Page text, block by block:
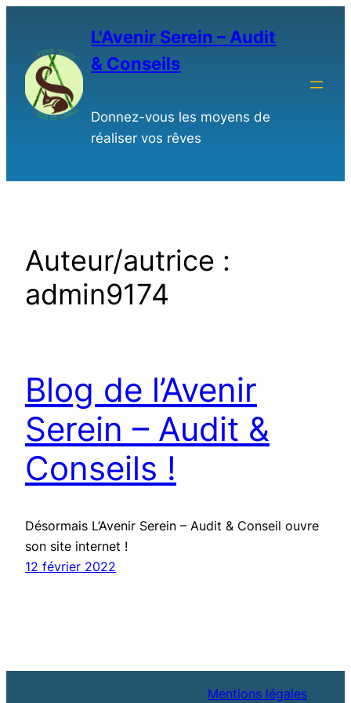
L'Avenir Serein – Audit
& Conseils
Donnez-vous les moyens de
réaliser vos rêves
Auteur/autrice :
admin9174
Blog de l’Avenir
Serein – Audit &
Conseils !
Désormais L’Avenir Serein – Audit & Conseil ouvre
son site internet !
12 février 2022
Mentions légales